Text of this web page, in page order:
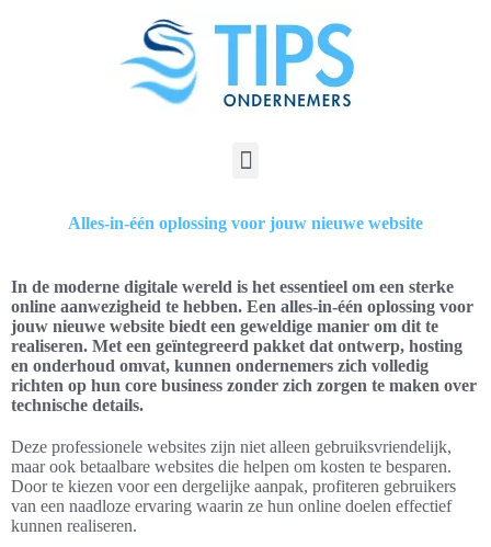
Alles-in-één oplossing voor jouw nieuwe website
In de moderne digitale wereld is het essentieel om een sterke
online aanwezigheid te hebben. Een alles-in-één oplossing voor
jouw nieuwe website biedt een geweldige manier om dit te
realiseren. Met een geïntegreerd pakket dat ontwerp, hosting
en onderhoud omvat, kunnen ondernemers zich volledig
richten op hun core business zonder zich zorgen te maken over
technische details.
Deze professionele websites zijn niet alleen gebruiksvriendelijk,
maar ook betaalbare websites die helpen om kosten te besparen.
Door te kiezen voor een dergelijke aanpak, profiteren gebruikers
van een naadloze ervaring waarin ze hun online doelen effectief
kunnen realiseren.